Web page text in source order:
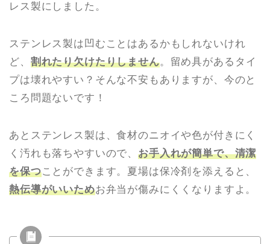
レス製にしました。
ステンレス製は凹むことはあるかもしれないけれ
ど、 割れたり欠けたりしません。留め具があるタイ
プは壊れやすい？そんな不安もありますが、今のと
ころ問題ないです！
あとステンレス製は、食材のニオイや色が付きにく
く汚れも落ちやすいので、お手入れが簡単で、清潔
を保つことができます。夏場は保冷剤を添えると、
熱伝導がいいためお弁当が傷みにくくなりますよ。